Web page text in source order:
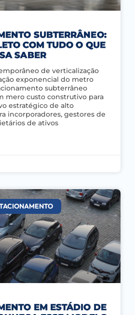
SUBTERRÂNEO:
COM TUDO O QUE
SABER
de verticalização
exponencial do metro
subterrâneo
mero custo construtivo para
estratégico de alto
incorporadores, gestores de
de ativos
EM ESTÁDIO DE